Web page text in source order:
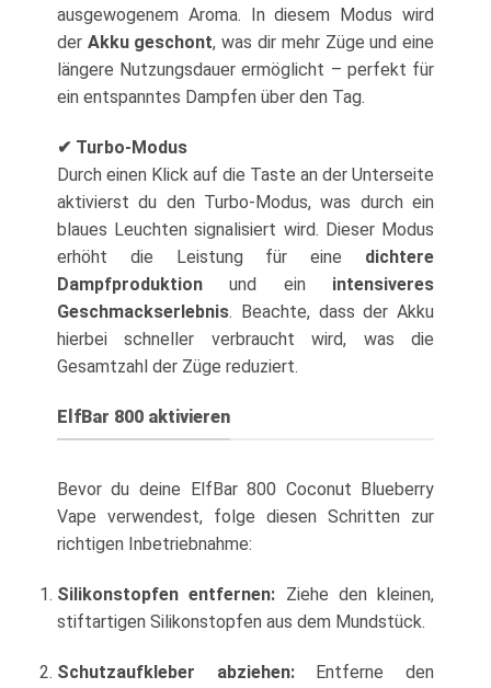
ausgewogenem Aroma. In diesem Modus wird
der Akku geschont, was dir mehr Züge und eine
längere Nutzungsdauer ermöglicht – perfekt für
ein entspanntes Dampfen über den Tag.
✔ Turbo-Modus
Durch einen Klick auf die Taste an der Unterseite
aktivierst du den Turbo-Modus, was durch ein
blaues Leuchten signalisiert wird. Dieser Modus
erhöht die Leistung für eine dichtere
Dampfproduktionund ein intensiveres
Geschmackserlebnis. Beachte, dass der Akku
hierbei schneller verbraucht wird, was die
Gesamtzahl der Züge reduziert.
ElfBar 800 aktivieren
Bevor du deine ElfBar 800 Coconut Blueberry
Vape verwendest, folge diesen Schritten zur
richtigen Inbetriebnahme:
Silikonstopfen entfernen: Ziehe den kleinen,
stiftartigen Silikonstopfen aus dem Mundstück.
Schutzaufkleber abziehen:Entferne den